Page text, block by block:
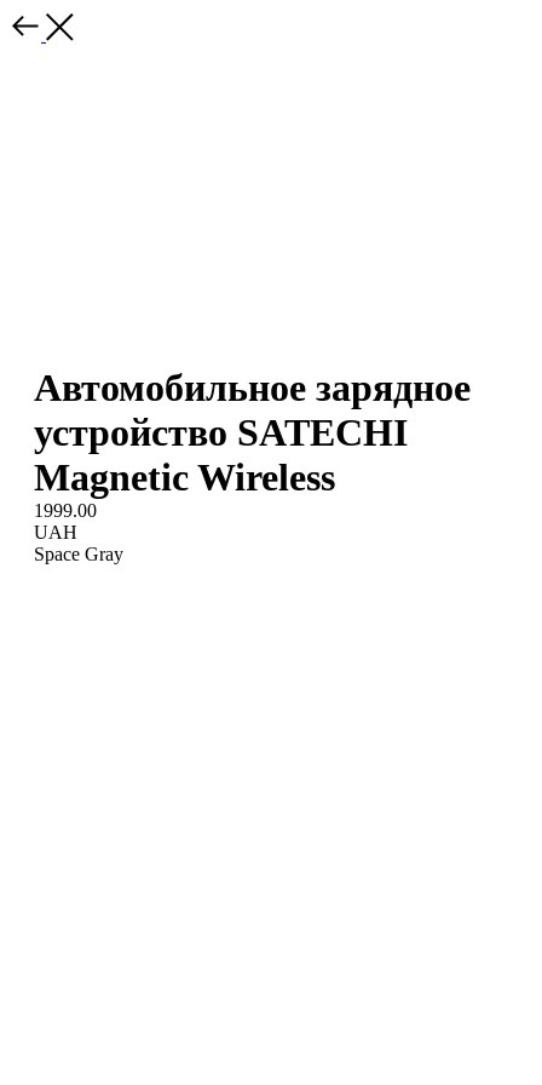
Автомобильное зарядное
устройство SATECHI
Magnetic Wireless
1999.00
UAH
Space Gray